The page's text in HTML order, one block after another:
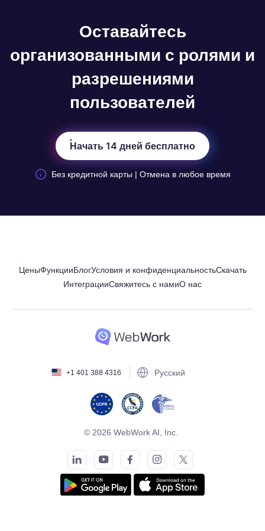
Оставайтесь
организованными с ролями и
разрешениями
пользователей
Начать 14 дней бесплатно
Без кредитной карты | Отмена в любое время
ЦеныФункцииБлогУсловия и конфиденциальностьСкачать
ИнтеграцииСвяжитесь с намиО нас
+1 401 388 4316 Русский
© 2026 WebWork AI, Inc.